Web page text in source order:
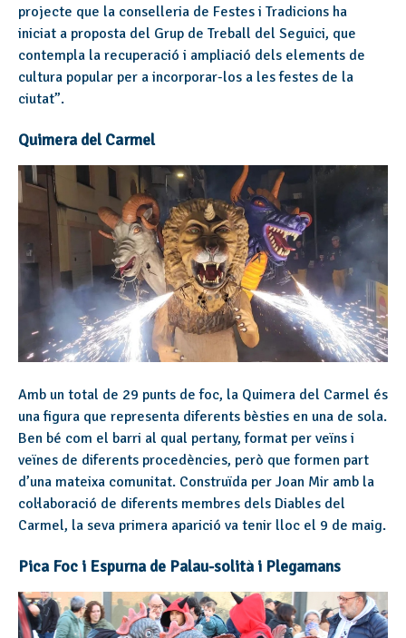
projecte que la conselleria de Festes i Tradicions ha
iniciat a proposta del Grup de Treball del Seguici, que
contempla la recuperació i ampliació dels elements de
cultura popular per a incorporar-los a les festes de la
ciutat”.
Quimera del Carmel
Amb un total de 29 punts de foc, la Quimera del Carmel és
una figura que representa diferents bèsties en una de sola.
Ben bé com el barri al qual pertany, format per veïns i
veïnes de diferents procedències, però que formen part
d’una mateixa comunitat. Construïda per Joan Mir amb la
col·laboració de diferents membres dels Diables del
Carmel, la seva primera aparició va tenir lloc el 9 de maig.
Pica Foc i Espurna de Palau-solità i Plegamans